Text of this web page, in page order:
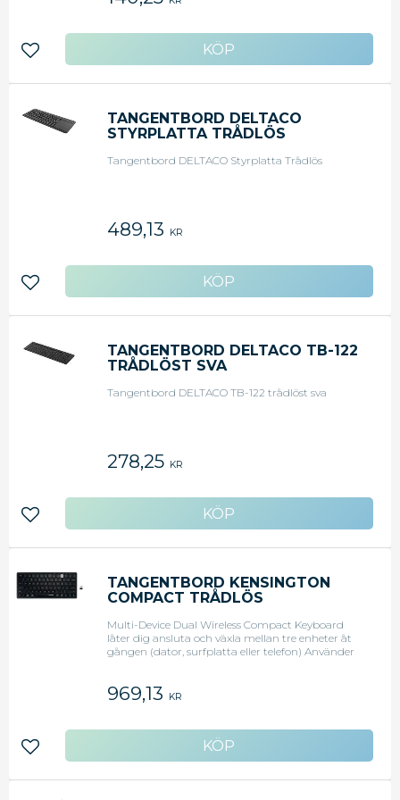
Lägg till i favoriter
TANGENTBORD DELTACO
STYRPLATTA TRÅDLÖS
Tangentbord DELTACO Styrplatta Trådlös
489,13 KR
Lägg till i favoriter
TANGENTBORD DELTACO TB-122
TRÅDLÖST SVA
Tangentbord DELTACO TB-122 trådlöst sva
278,25 KR
Lägg till i favoriter
TANGENTBORD KENSINGTON
COMPACT TRÅDLÖS
Multi-Device Dual Wireless Compact Keyboard
låter dig ansluta och växla mellan tre enheter åt
gången (dator, surfplatta eller telefon) Använder
saxtangenter inkluderar multimedia
snabbtangenter. - Windows, macOS, iOS, och
att du aldrig blir överraskad. - Inkluderar två AAA
batterier. - Tre års garanti.
969,13 KR
Lägg till i favoriter